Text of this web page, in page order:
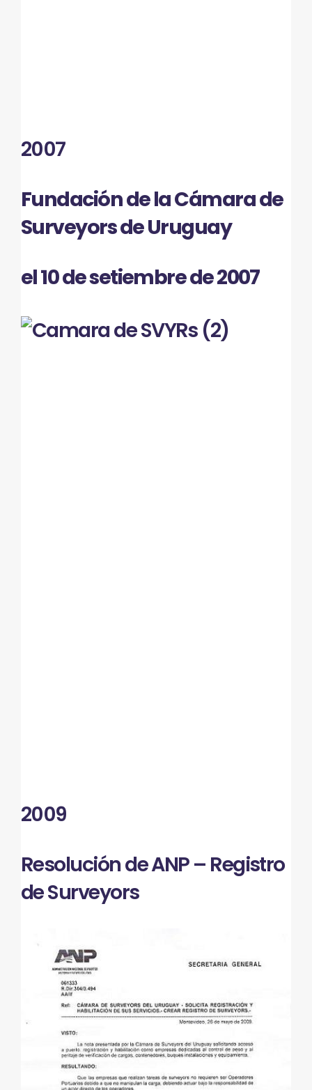
2007
Fundación de la Cámara de
Surveyors de Uruguay
el 10 de setiembre de 2007
2009
Resolución de ANP – Registro
de Surveyors